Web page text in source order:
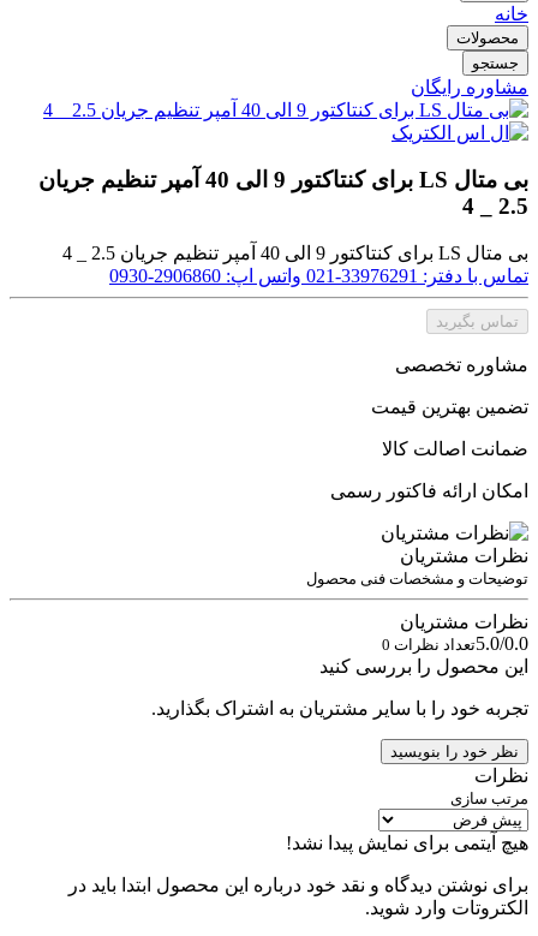
خانه
محصولات
جستجو
مشاوره رایگان
بی متال LS برای کنتاکتور 9 الی 40 آمپر تنظیم جریان
2.5 _ 4
بی متال LS برای کنتاکتور 9 الی 40 آمپر تنظیم جریان 2.5 _ 4
تماس با دفتر: 33976291-021
واتس اپ: 2906860-0930
تماس بگیرید
مشاوره تخصصی
تضمین بهترین قیمت
ضمانت اصالت کالا
امکان ارائه فاکتور رسمی
نظرات مشتریان
توضیحات و مشخصات فنی محصول
نظرات مشتریان
5.0/0.0تعداد نظرات 0
این محصول را بررسی کنید
تجربه خود را با سایر مشتریان به اشتراک بگذارید.
نظر خود را بنویسید
نظرات
مرتب سازی
هیچ آیتمی برای نمایش پیدا نشد!
برای نوشتن دیدگاه و نقد خود درباره این محصول ابتدا باید در
الکتروتات وارد شوید.